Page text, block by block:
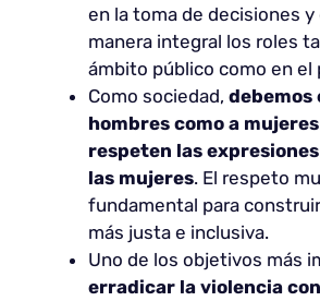
en la toma de decisiones
manera integral los roles
ámbito público como en el
Como sociedad, debemos
hombres como a
respeten las
las mujeres. El respeto
fundamental para
más justa e inclusiva.
Uno de los objetivos más
erradicar la violencia